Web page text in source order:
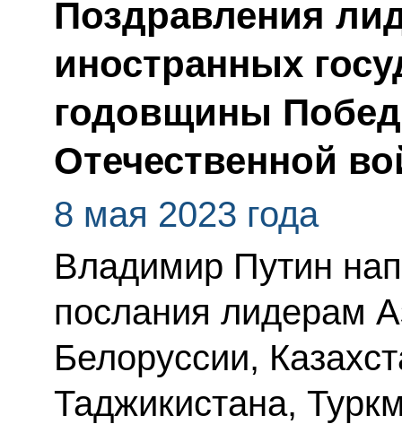
Поздравления
иностранных
годовщины
Отечественной
8 мая 2023 года
Владимир Путин
послания лидерам
Белоруссии,
Таджикистана,